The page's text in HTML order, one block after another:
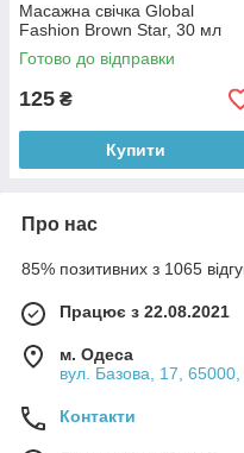
Масажна свічка Global
Fashion Brown Star, 30 мл
Готово до відправки
125 ₴
Купити
Про нас
85% позитивних з 1065
Працює з 22.08.2021
м. Одеса
вул. Базова, 17,
Контакти